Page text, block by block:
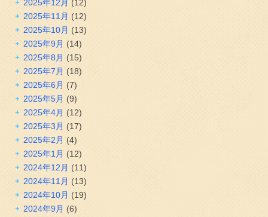
2025年12月 (12)
2025年11月 (12)
2025年10月 (13)
2025年9月 (14)
2025年8月 (15)
2025年7月 (18)
2025年6月 (7)
2025年5月 (9)
2025年4月 (12)
2025年3月 (17)
2025年2月 (4)
2025年1月 (12)
2024年12月 (11)
2024年11月 (13)
2024年10月 (19)
2024年9月 (6)